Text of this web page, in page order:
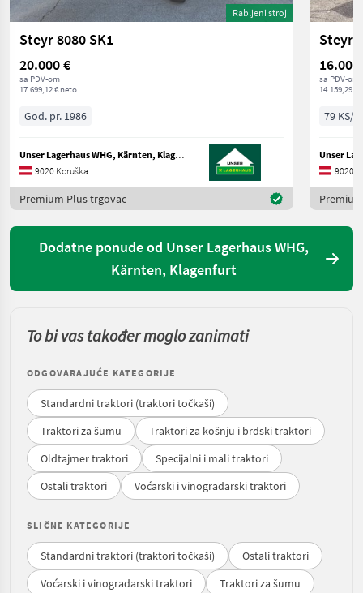
Rabljeni stroj
Steyr 8080 SK1
20.000 €
sa PDV-om
17.699,12 € neto
God. pr. 1986
Unser Lagerhaus WHG, Kärnten, Klagenfurt
9020 Koruška
Premium Plus trgovac
Steyr
16.000
sa PDV-om
14.159,29 €
79 KS/
9020
Dodatne ponude od Unser Lagerhaus WHG,
Kärnten, Klagenfurt
To bi vas također moglo zanimati
ODGOVARAJUĆE KATEGORIJE
Standardni traktori (traktori točkaši)
Traktori za šumu
Traktori za košnju i brdski traktori
Oldtajmer traktori
Specijalni i mali traktori
Ostali traktori
Voćarski i vinogradarski traktori
SLIČNE KATEGORIJE
Standardni traktori (traktori točkaši)
Ostali traktori
Voćarski i vinogradarski traktori
Traktori za šumu